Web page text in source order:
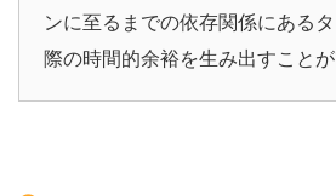
ンに至るまでの依存関係にある
際の時間的余裕を生み出すことが